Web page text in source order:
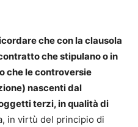
che con la clausola
che stipulano o in
che le controversie
nascenti dal
terzi, in qualità di
in virtù del principio di